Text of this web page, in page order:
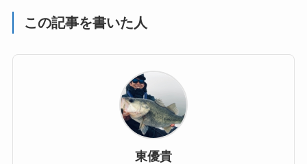
この記事を書いた人
東優貴